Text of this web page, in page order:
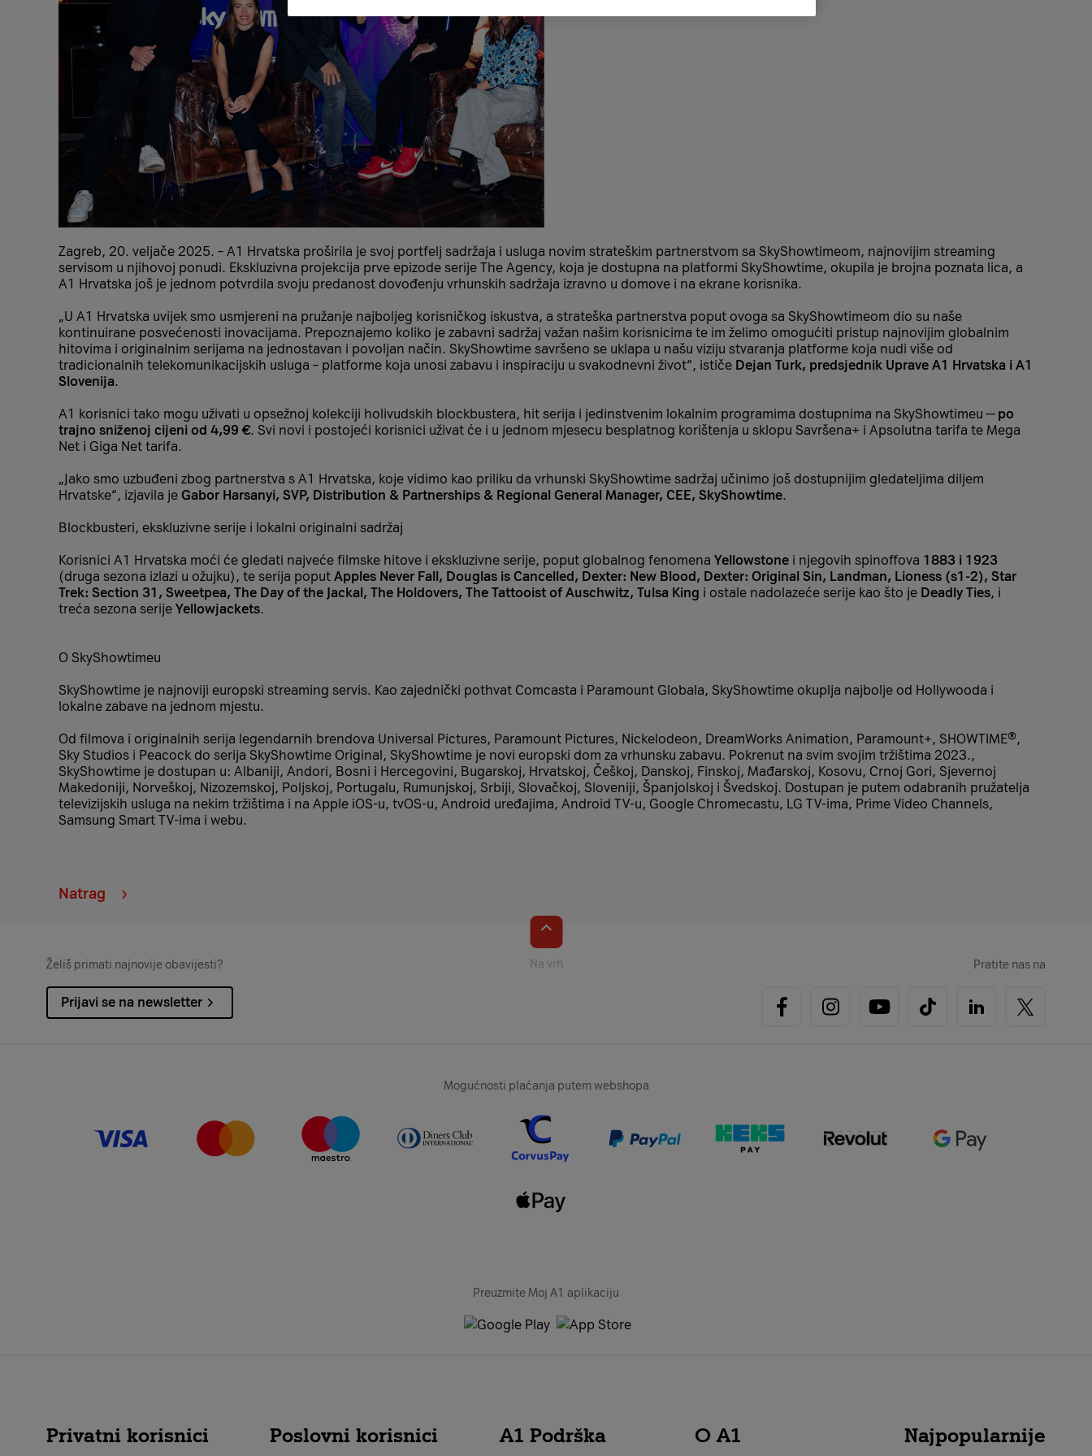
Zagreb, 20. veljače 2025. – A1 Hrvatska proširila je svoj portfelj sadržaja i usluga novim strateškim partnerstvom sa SkyShowtimeom, najnovijim streaming
servisom u njihovoj ponudi. Ekskluzivna projekcija prve epizode serije The Agency, koja je dostupna na platformi SkyShowtime, okupila je brojna poznata lica, a
A1 Hrvatska još je jednom potvrdila svoju predanost dovođenju vrhunskih sadržaja izravno u domove i na ekrane korisnika.
„U A1 Hrvatska uvijek smo usmjereni na pružanje najboljeg korisničkog iskustva, a strateška partnerstva poput ovoga sa SkyShowtimeom dio su naše
kontinuirane posvećenosti inovacijama. Prepoznajemo koliko je zabavni sadržaj važan našim korisnicima te im želimo omogućiti pristup najnovijim globalnim
hitovima i originalnim serijama na jednostavan i povoljan način. SkyShowtime savršeno se uklapa u našu viziju stvaranja platforme koja nudi više od
tradicionalnih telekomunikacijskih usluga – platforme koja unosi zabavu i inspiraciju u svakodnevni život“, ističe Dejan Turk, predsjednik Uprave A1 Hrvatska i A1
Slovenija.
A1 korisnici tako mogu uživati u opsežnoj kolekciji holivudskih blockbustera, hit serija i jedinstvenim lokalnim programima dostupnima na SkyShowtimeu — po
trajno sniženoj cijeni od 4,99 €. Svi novi i postojeći korisnici uživat će i u jednom mjesecu besplatnog korištenja u sklopu Savršena+ i Apsolutna tarifa te Mega
Net i Giga Net tarifa.
„Jako smo uzbuđeni zbog partnerstva s A1 Hrvatska, koje vidimo kao priliku da vrhunski SkyShowtime sadržaj učinimo još dostupnijim gledateljima diljem
Hrvatske“, izjavila je Gabor Harsanyi, SVP, Distribution & Partnerships & Regional General Manager, CEE, SkyShowtime.
Blockbusteri, ekskluzivne serije i lokalni originalni sadržaj
Korisnici A1 Hrvatska moći će gledati najveće filmske hitove i ekskluzivne serije, poput globalnog fenomena Yellowstone i njegovih spinoffova 1883 i 1923
(druga sezona izlazi u ožujku), te serija poput Apples Never Fall, Douglas is Cancelled, Dexter: New Blood, Dexter: Original Sin, Landman, Lioness (s1-2), Star
Trek: Section 31, Sweetpea, The Day of the Jackal, The Holdovers, The Tattooist of Auschwitz, Tulsa King i ostale nadolazeće serije kao što je Deadly Ties, i
treća sezona serije Yellowjackets.
O SkyShowtimeu
SkyShowtime je najnoviji europski streaming servis. Kao zajednički pothvat Comcasta i Paramount Globala, SkyShowtime okuplja najbolje od Hollywooda i
lokalne zabave na jednom mjestu.
Od filmova i originalnih serija legendarnih brendova Universal Pictures, Paramount Pictures, Nickelodeon, DreamWorks Animation, Paramount+, SHOWTIME®,
Sky Studios i Peacock do serija SkyShowtime Original, SkyShowtime je novi europski dom za vrhunsku zabavu. Pokrenut na svim svojim tržištima 2023.,
SkyShowtime je dostupan u: Albaniji, Andori, Bosni i Hercegovini, Bugarskoj, Hrvatskoj, Češkoj, Danskoj, Finskoj, Mađarskoj, Kosovu, Crnoj Gori, Sjevernoj
Makedoniji, Norveškoj, Nizozemskoj, Poljskoj, Portugalu, Rumunjskoj, Srbiji, Slovačkoj, Sloveniji, Španjolskoj i Švedskoj. Dostupan je putem odabranih pružatelja
televizijskih usluga na nekim tržištima i na Apple iOS-u, tvOS-u, Android uređajima, Android TV-u, Google Chromecastu, LG TV-ima, Prime Video Channels,
Samsung Smart TV-ima i webu.
Natrag
Na vrh
Želiš primati najnovije obavijesti?
Prijavi se na newsletter
Pratite nas na
Mogućnosti plaćanja putem webshopa
Preuzmite Moj A1 aplikaciju
Privatni korisnici Poslovni korisnici A1 Podrška O A1 Najpopularnije